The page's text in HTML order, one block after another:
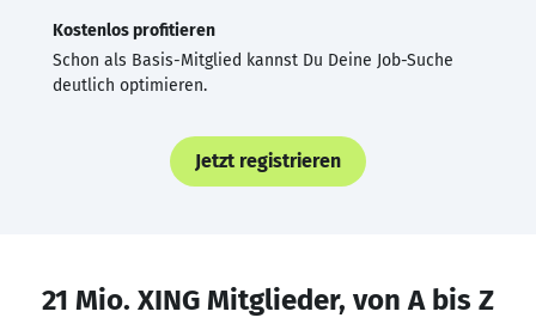
Kostenlos profitieren
Schon als Basis-Mitglied kannst Du Deine Job-Suche
deutlich optimieren.
Jetzt registrieren
21 Mio. XING Mitglieder, von A bis Z